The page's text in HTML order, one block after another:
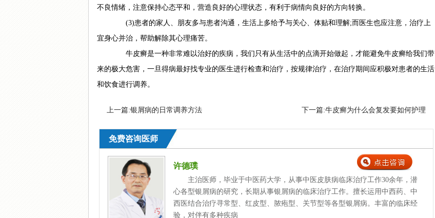
不良情绪，注意保持心态平和，营造良好的心理状态，有利于病情向良好的方向转换。
(3)患者的家人、朋友多与患者沟通，生活上多给予与关心、体贴和理解;而医生也应注意，治疗上
宜身心并治，帮助解除其心理痛苦。
牛皮癣是一种非常难以治好的疾病，我们只有从生活中的点滴开始做起，才能避免牛皮癣给我们带
来的极大危害，一旦得病最好找专业的医生进行检查和治疗，按规律治疗，在治疗期间应积极对患者的生活
和饮食进行调养。
上一篇:银屑病的日常调养方法 下一篇:牛皮癣为什么会复发要如何护理
免费咨询医师
许德璞
主治医师，毕业于中医药大学，从事中医皮肤病临床治疗工作30余年，潜
心各型银屑病的研究，长期从事银屑病的临床治疗工作。擅长运用中西药、中
西医结合治疗寻常型、红皮型、脓疱型、关节型等各型银屑病。丰富的临床经
验，对伴有多种疾病